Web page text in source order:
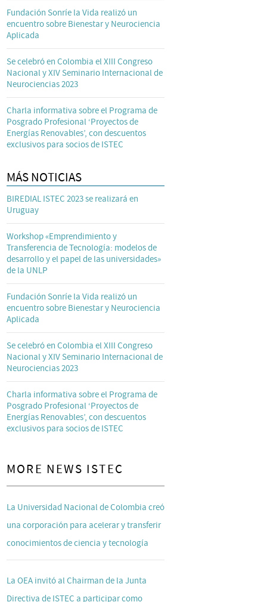
Fundación Sonríe la Vida realizó un
encuentro sobre Bienestar y Neurociencia
Aplicada
Se celebró en Colombia el XIII Congreso
Nacional y XIV Seminario Internacional de
Neurociencias 2023
Charla informativa sobre el Programa de
Posgrado Profesional ‘Proyectos de
Energías Renovables’, con descuentos
exclusivos para socios de ISTEC
MÁS NOTICIAS
BIREDIAL ISTEC 2023 se realizará en
Uruguay
Workshop «Emprendimiento y
Transferencia de Tecnología: modelos de
desarrollo y el papel de las universidades»
de la UNLP
Fundación Sonríe la Vida realizó un
encuentro sobre Bienestar y Neurociencia
Aplicada
Se celebró en Colombia el XIII Congreso
Nacional y XIV Seminario Internacional de
Neurociencias 2023
Charla informativa sobre el Programa de
Posgrado Profesional ‘Proyectos de
Energías Renovables’, con descuentos
exclusivos para socios de ISTEC
MORE NEWS ISTEC
La Universidad Nacional de Colombia creó
una corporación para acelerar y transferir
conocimientos de ciencia y tecnología
La OEA invitó al Chairman de la Junta
Directiva de ISTEC a participar como